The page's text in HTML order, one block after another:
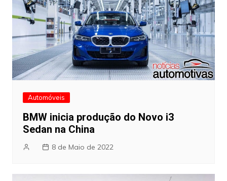
Automóveis
BMW inicia produção do Novo i3
Sedan na China
8 de Maio de 2022